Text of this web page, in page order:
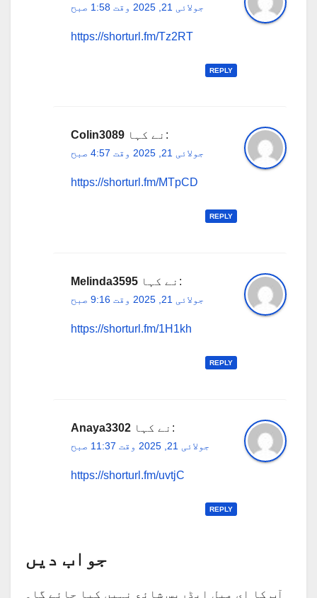
جولائی 21, 2025 وقت 1:58 صبح
https://shorturl.fm/Tz2RT
REPLY
Colin3089 نے کہا:
جولائی 21, 2025 وقت 4:57 صبح
https://shorturl.fm/MTpCD
REPLY
Melinda3595 نے کہا:
جولائی 21, 2025 وقت 9:16 صبح
https://shorturl.fm/1H1kh
REPLY
Anaya3302 نے کہا:
جولائی 21, 2025 وقت 11:37 صبح
https://shorturl.fm/uvtjC
REPLY
جواب دیں
آپ کا ای میل ایڈریس شائع نہیں کیا جائے گا۔